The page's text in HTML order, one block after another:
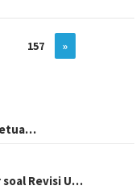
157 »
soal Revisi U…